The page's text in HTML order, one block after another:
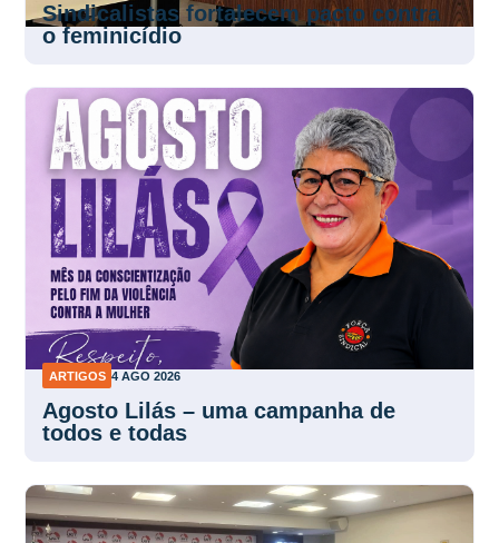
Sindicalistas fortalecem pacto contra
o feminicídio
ARTIGOS 4 AGO 2026
Agosto Lilás – uma campanha de
todos e todas